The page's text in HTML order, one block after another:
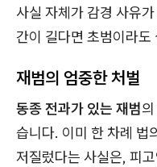
사실 자체가 감경 사유
간이 길다면 초범이라도
재범의 엄중한 처벌
동종 전과가 있는 재범
습니다. 이미 한 차례 법
저질렀다는 사실은, 피